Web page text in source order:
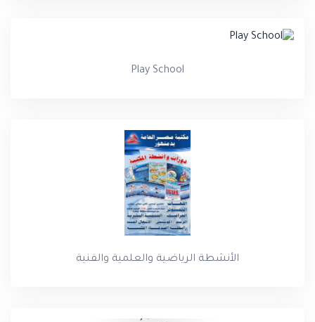
Play School
الأنشطة الرياضية والعلمية والفنية